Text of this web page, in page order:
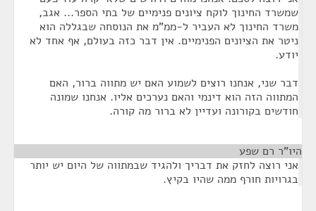
שמשרד החינוך לוקח ציונים פנימיים של בתי הספר... אגב,
משרד החינוך לא העביר ל-ממ"מ את הנוסחה שבגללה הוא
ניטר את הציונים הפנימיים. אין דבר כזה בעולם, אף אחד לא
יודע.
דבר שני, אנחנו רוצים לשמוע האם יש מתווה ברור, האם
המתווה הזה הוא דינמי והאם נערכים אליו. אנחנו שמונה
חודשים בקורונה ועדיין לא ברור מה קורה.
היו"ר רם שפע
אני רוצה לחזק את דבריך ולהגיד שבמתווה של היום יש יותר
בגרויות חורף ממה שהיו בקיץ.